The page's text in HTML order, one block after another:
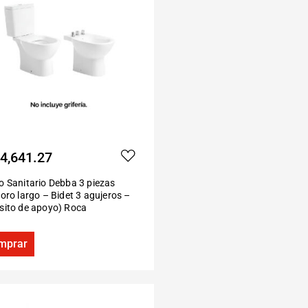
Sanitario Debba 3 piezas
largo – Bidet 3 agujeros –
de apoyo) Roca